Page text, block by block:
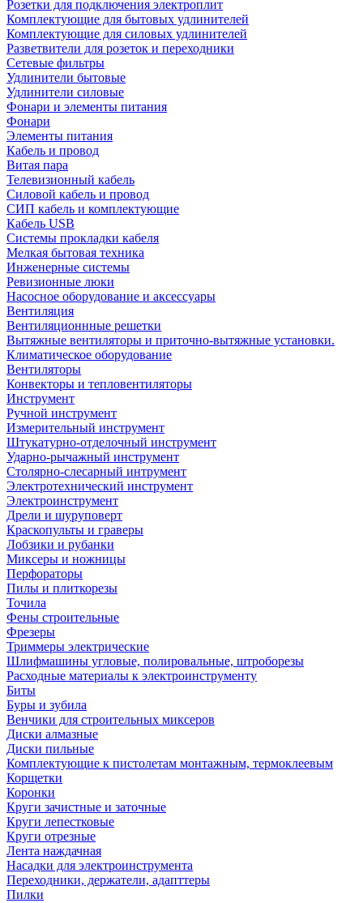
Розетки для подключения электроплит
Комплектующие для бытовых удлинителей
Комплектующие для силовых удлинителей
Разветвители для розеток и переходники
Сетевые фильтры
Удлинители бытовые
Удлинители силовые
Фонари и элементы питания
Фонари
Элементы питания
Кабель и провод
Витая пара
Телевизионный кабель
Силовой кабель и провод
СИП кабель и комплектующие
Кабель USB
Системы прокладки кабеля
Мелкая бытовая техника
Инженерные системы
Ревизионные люки
Насосное оборудование и аксессуары
Вентиляция
Вентиляционнные решетки
Вытяжные вентиляторы и приточно-вытяжные установки.
Климатическое оборудование
Вентиляторы
Конвекторы и тепловентиляторы
Инструмент
Ручной инструмент
Измерительный инструмент
Штукатурно-отделочный инструмент
Ударно-рычажный инструмент
Столярно-слесарный интрумент
Электротехнический инструмент
Электроинструмент
Дрели и шуруповерт
Краскопульты и граверы
Лобзики и рубанки
Миксеры и ножницы
Перфораторы
Пилы и плиткорезы
Точила
Фены строительные
Фрезеры
Триммеры электрические
Шлифмашины угловые, полировальные, штроборезы
Расходные материалы к электроинструменту
Биты
Буры и зубила
Венчики для строительных миксеров
Диски алмазные
Диски пильные
Комплектующие к пистолетам монтажным, термоклеевым
Корщетки
Коронки
Круги зачистные и заточные
Круги лепестковые
Круги отрезные
Лента наждачная
Насадки для электроинструмента
Переходники, держатели, адапттеры
Пилки